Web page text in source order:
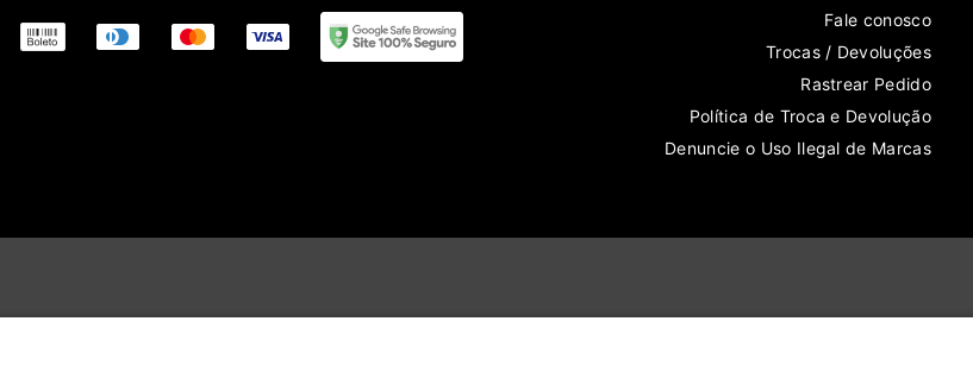
Fale conosco
Trocas / Devoluções
Rastrear Pedido
Política de Troca e Devolução
Denuncie o Uso Ilegal de Marcas